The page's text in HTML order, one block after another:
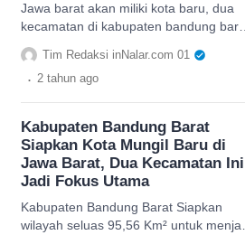
Jawa barat akan miliki kota baru, dua
kecamatan di kabupaten bandung barat
masuk dalam wilayahnya, simak
selengkapnya.
Tim Redaksi inNalar.com 01
. 2 tahun ago
Kabupaten Bandung Barat
Siapkan Kota Mungil Baru di
Jawa Barat, Dua Kecamatan Ini
Jadi Fokus Utama
Kabupaten Bandung Barat Siapkan
wilayah seluas 95,56 Km² untuk menjadi